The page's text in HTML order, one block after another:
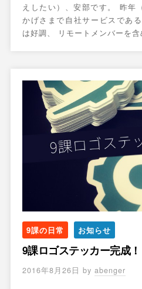
えしたい）、安部です。 昨年
かげさまで自社サービスであ
は好調、 リモートメンバーを
9課の日常 お知らせ
9課ロゴステッカー完成！
2016年8月26日 by abenger